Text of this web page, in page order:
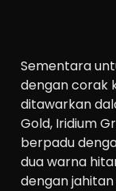
Sementara
dengan corak
ditawarkan
Gold, Iridium
berpadu
dua warna
dengan